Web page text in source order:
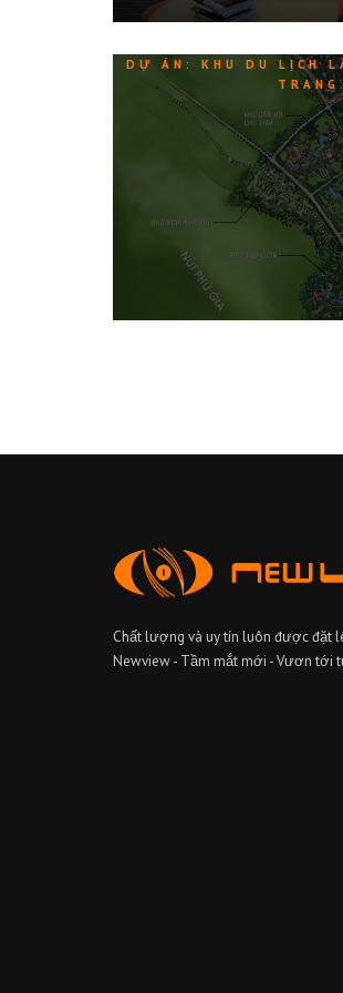
DỰ ÁN: KHU DU LỊCH
TRANG.
Chất lượng và uy tín luôn được đặt
Newview - Tầm mắt mới - Vươn tới